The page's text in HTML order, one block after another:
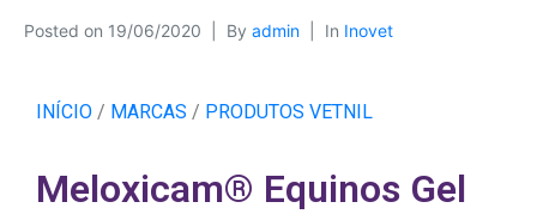
Posted on 19/06/2020 By admin In Inovet
INÍCIO / MARCAS / PRODUTOS VETNIL
Meloxicam® Equinos Gel